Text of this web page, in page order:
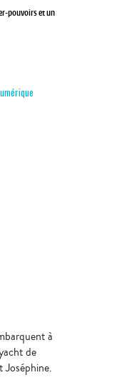
pouvoirs et un
à
de
Joséphine.